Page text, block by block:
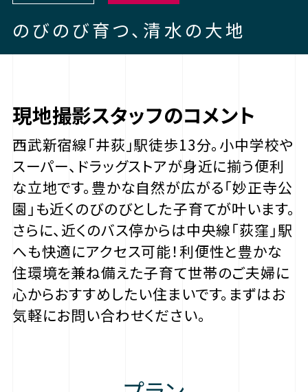
のびのび育つ、清水の大地
現地撮影スタッフのコメント
西武新宿線「井荻」駅徒歩13分。小中学校や
スーパー、ドラッグストアが身近に揃う便利
な立地です。豊かな自然が広がる「妙正寺公
園」も近くのびのびとした子育てが叶います。
さらに、近くのバス停からは中央線「荻窪」駅
へも快適にアクセス可能！利便性と豊かな
住環境を兼ね備えた子育て世帯のご夫婦に
心からおすすめしたい住まいです。まずはお
気軽にお問い合わせください。